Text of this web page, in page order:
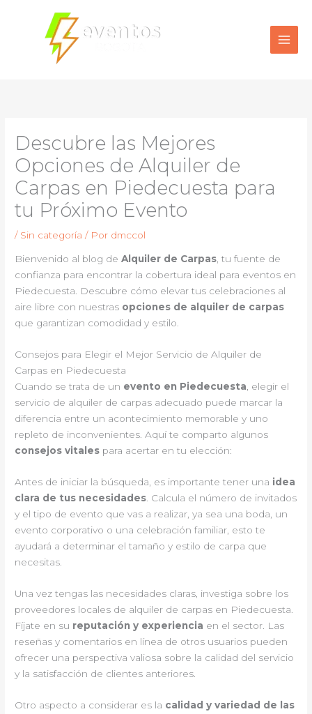
contenido
Descubre las Mejores
Opciones de Alquiler de
Carpas en Piedecuesta para
tu Próximo Evento
/ Sin categoría / Por dmccol
Bienvenido al blog deAlquiler de Carpas, tu fuente de
confianza para encontrar la cobertura ideal para eventos en
Piedecuesta. Descubre cómo elevar tus celebraciones al
aire libre con nuestras opciones de alquiler de carpas
que garantizan comodidad y estilo.
Consejos para Elegir el Mejor Servicio de Alquiler de
Carpas en Piedecuesta
Cuando se trata de un evento en Piedecuesta , elegir el
servicio de alquiler de carpas adecuado puede marcar la
diferencia entre un acontecimiento memorable y uno
repleto de inconvenientes. Aquí te comparto algunos
consejos vitales para acertar en tu elección:
Antes de iniciar la búsqueda, es importante tener una idea
clara de tus necesidades . Calcula el número de invitados
y el tipo de evento que vas a realizar, ya sea una boda, un
evento corporativo o una celebración familiar, esto te
ayudará a determinar el tamaño y estilo de carpa que
necesitas.
Una vez tengas las necesidades claras, investiga sobre los
proveedores locales de alquiler de carpas en Piedecuesta.
Fíjate en su reputación y experiencia en el sector. Las
reseñas y comentarios en línea de otros usuarios pueden
ofrecer una perspectiva valiosa sobre la calidad del servicio
y la satisfacción de clientes anteriores.
Otro aspecto a considerar es la calidad y variedad de las